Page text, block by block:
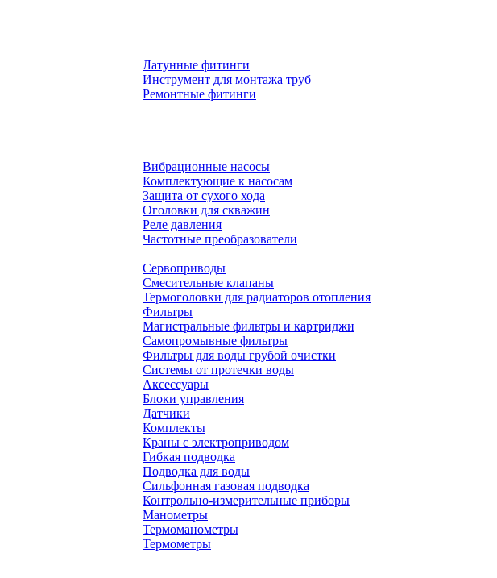
Латунные фитинги
Инструмент для монтажа труб
Ремонтные фитинги
Вибрационные насосы
Комплектующие к насосам
Защита от сухого хода
Оголовки для скважин
Реле давления
Частотные преобразователи
Сервоприводы
Смесительные клапаны
Термоголовки для радиаторов отопления
Фильтры
Магистральные фильтры и картриджи
Самопромывные фильтры
Фильтры для воды грубой очистки
Системы от протечки воды
Аксессуары
Блоки управления
Датчики
Комплекты
Краны с электроприводом
Гибкая подводка
Подводка для воды
Сильфонная газовая подводка
Контрольно-измерительные приборы
Манометры
Термоманометры
Термометры